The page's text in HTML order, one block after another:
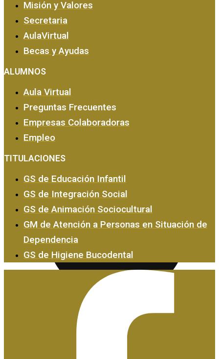
Certificados de Profesionalidad
Misión y Valores
Secretaria
AulaVirtual
Becas y Ayudas
ALUMNOS
Aula Virtual
Preguntas Frecuentes
Empresas Colaboradoras
Empleo
TITULACIONES
GS de Educación Infantil
GS de Integración Social
GS de Animación Sociocultural
GM de Atención a Personas en Situación de
Dependencia
GS de Higiene Bucodental